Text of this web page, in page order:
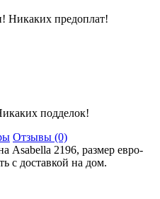
Никаких предоплат!
подделок!
Отзывы (0)
Asabella 2196, размер евро-
с доставкой на дом.